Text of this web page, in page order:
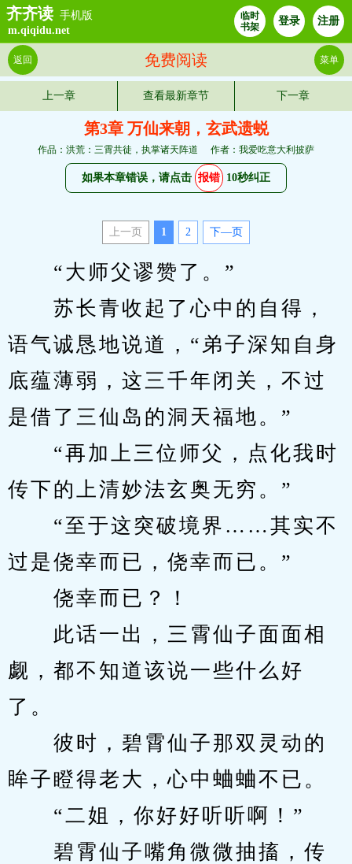
齐齐读 手机版
m.qiqidu.net
临时
书架
登录 注册
免费阅读
返回 菜单
上一章 查看最新章节 下一章
第3章 万仙来朝，玄武遗蜕
作品：洪荒：三霄共徒，执掌诸天阵道 作者：我爱吃意大利披萨
如果本章错误，请点击 报错 10秒纠正
上一页 1 2 下—页
“大师父谬赞了。”
苏长青收起了心中的自得，
语气诚恳地说道，“弟子深知自身
底蕴薄弱，这三千年闭关，不过
是借了三仙岛的洞天福地。”
“再加上三位师父，点化我时
传下的上清妙法玄奥无穷。”
“至于这突破境界……其实不
过是侥幸而已，侥幸而已。”
侥幸而已？！
此话一出，三霄仙子面面相
觑，都不知道该说一些什么好
了。
彼时，碧霄仙子那双灵动的
眸子瞪得老大，心中蛐蛐不已。
“二姐，你好好听听啊！”
碧霄仙子嘴角微微抽搐，传